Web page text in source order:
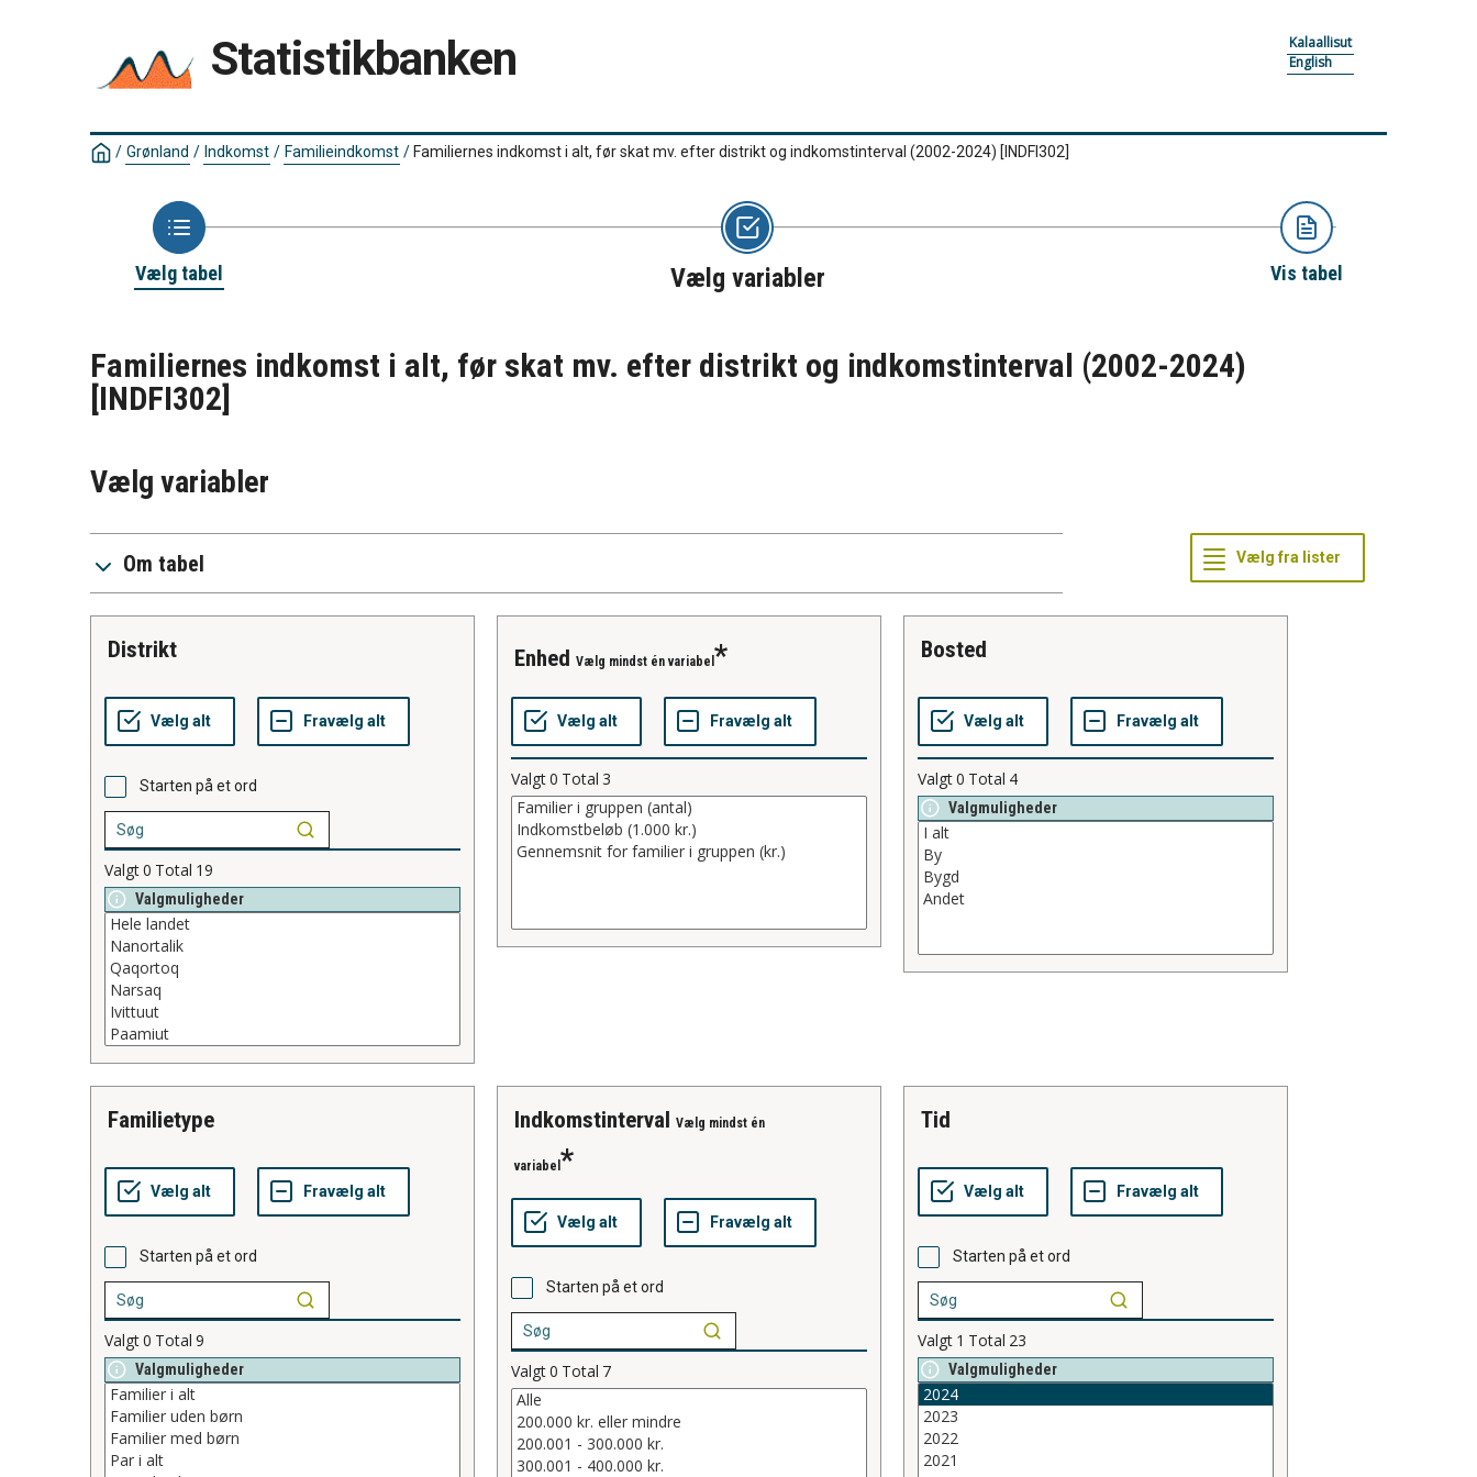
Statistikbanken
Kalaallisut
English
/ Grønland / Indkomst / Familieindkomst / Familiernes indkomst i alt, før skat mv. efter distrikt og indkomstinterval (2002-2024) [INDFI302]
Vælg tabel Vælg variabler Vis tabel
Familiernes indkomst i alt, før skat mv. efter distrikt og indkomstinterval (2002-2024)
[INDFI302]
Vælg variabler
Om tabel
distrikt
Starten på et ord
Valgt0 Total 19
Valgmuligheder
enhed Vælg mindst én variabel
Valgt0 Total 3
bosted
Valgt0 Total 4
Valgmuligheder
familietype
Starten på et ord
Valgt0 Total 9
Valgmuligheder
indkomstinterval Vælg mindst én
variabel
Starten på et ord
Valgt0 Total 7
tid
Starten på et ord
Valgt 1 Total 23
Valgmuligheder